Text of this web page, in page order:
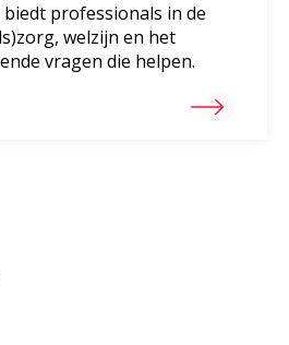
professionals in de
welzijn en het
vragen die helpen.